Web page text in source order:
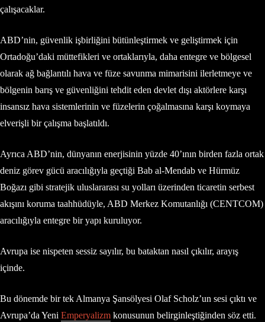
çalışacaklar.
ABD’nin, güvenlik işbirliğini bütünleştirmek ve geliştirmek için
Ortadoğu’daki müttefikleri ve ortaklarıyla, daha entegre ve bölgesel
olarak ağ bağlantılı hava ve füze savunma mimarisini ilerletmeye ve
bölgenin barış ve güvenliğini tehdit eden devlet dışı aktörlere karşı
insansız hava sistemlerinin ve füzelerin çoğalmasına karşı koymaya
elverişli bir çalışma başlatıldı.
Ayrıca ABD’nin, dünyanın enerjisinin yüzde 40’ının birden fazla ortak
deniz görev gücü aracılığıyla geçtiği Bab al-Mendab ve Hürmüz
Boğazı gibi stratejik uluslararası su yolları üzerinden ticaretin serbest
akışını koruma taahhüdüyle, ABD Merkez Komutanlığı (CENTCOM)
aracılığıyla entegre bir yapı kuruluyor.
Avrupa ise nispeten sessiz sayılır, bu bataktan nasıl çıkılır, arayış
içinde.
Bu dönemde bir tek Almanya Şansölyesi Olaf Scholz’un sesi çıktı ve
Avrupa’da Yeni Emperyalizm konusunun belirginleştiğinden söz etti.